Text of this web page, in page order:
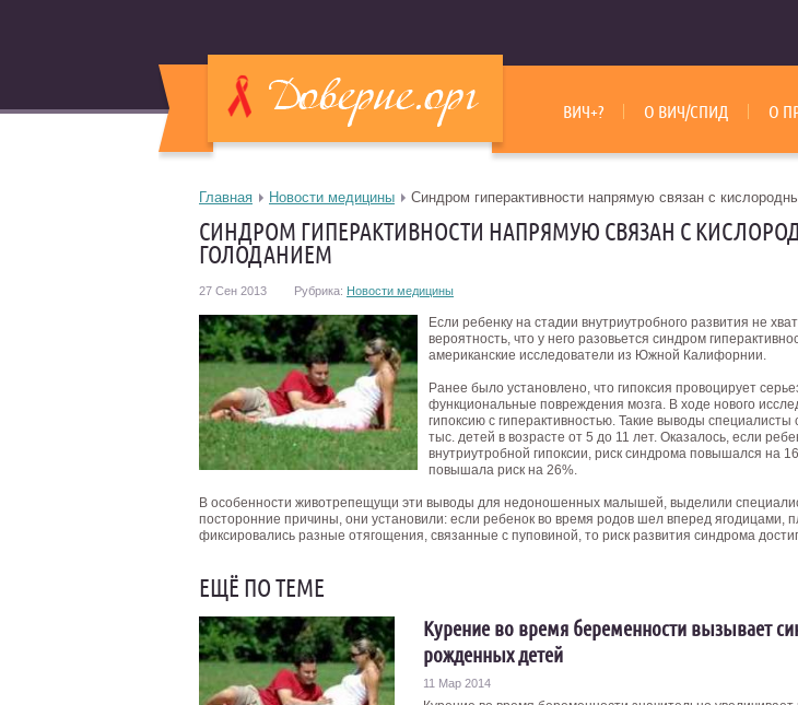
ВИЧ+? О ВИЧ/СПИД О
Главная Новости медицины Синдром гиперактивности напрямую связан с
СИНДРОМ ГИПЕРАКТИВНОСТИ НАПРЯМУЮ СВЯЗАН С
ГОЛОДАНИЕМ
27 Сен 2013 Рубрика: Новости медицины
Если ребенку на стадии внутриутробного развития не
вероятность, что у него разовьется синдром
американские исследователи из Южной Калифорнии.
Ранее было установлено, что гипоксия провоцирует
функциональные повреждения мозга. В ходе нового
гипоксию с гиперактивностью. Такие выводы
тыс. детей в возрасте от 5 до 11 лет. Оказалось, если
внутриутробной гипоксии, риск синдрома повышался на
повышала риск на 26%.
В особенности животрепещущи эти выводы для недоношенных малышей, выделили
посторонние причины, они установили: если ребенок во время родов шел вперед ягодицами,
фиксировались разные отягощения, связанные с пуповиной, то риск развития синдрома
ЕЩЁ ПО ТЕМЕ
Курение во время беременности вызывает
рожденных детей
11 Мар 2014